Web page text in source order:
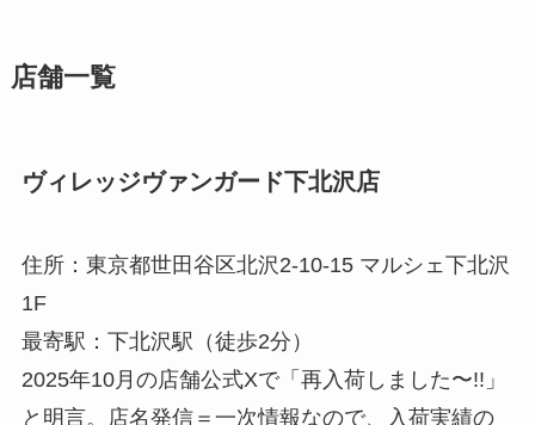
店舗一覧
ヴィレッジヴァンガード下北沢店
住所：東京都世田谷区北沢2-10-15 マルシェ下北沢
1F
最寄駅：下北沢駅（徒歩2分）
2025年10月の店舗公式Xで「再入荷しました〜!!」
と明言。店名発信＝一次情報なので、入荷実績の